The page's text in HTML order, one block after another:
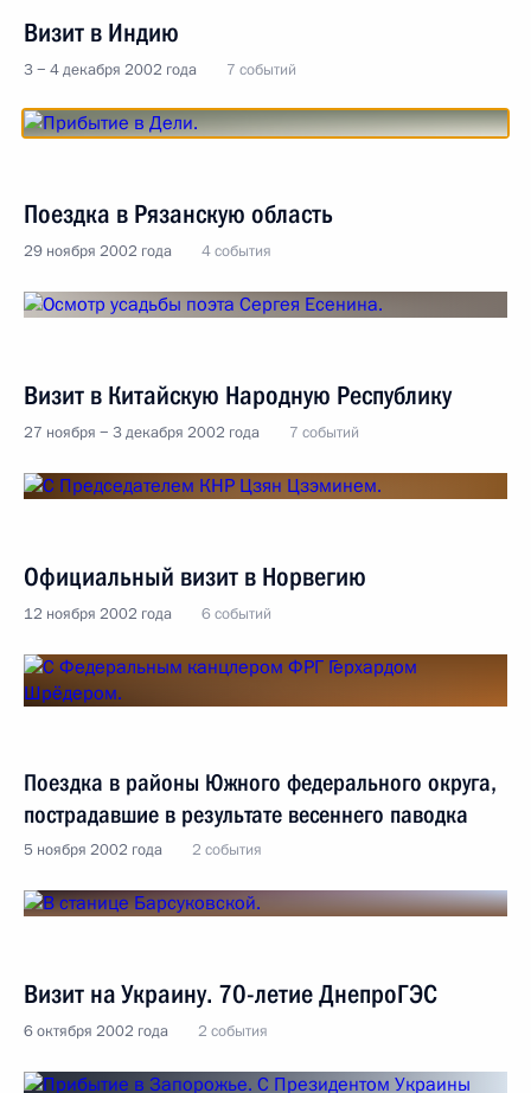
Визит в Индию
3 − 4 декабря 2002 года 7 событий
Поездка в Рязанскую область
29 ноября 2002 года 4 события
Визит в Китайскую Народную Республику
27 ноября − 3 декабря 2002 года 7 событий
Официальный визит в Норвегию
12 ноября 2002 года 6 событий
Поездка в районы Южного федерального округа,
пострадавшие в результате весеннего паводка
5 ноября 2002 года 2 события
Визит на Украину. 70-летие ДнепроГЭС
6 октября 2002 года 2 события